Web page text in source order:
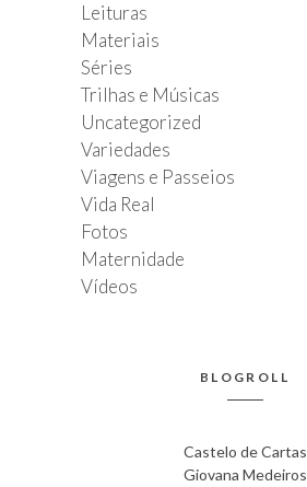
Leituras
Materiais
Séries
Trilhas e Músicas
Uncategorized
Variedades
Viagens e Passeios
Vida Real
Fotos
Maternidade
Vídeos
BLOGROLL
Castelo de Cartas
Giovana Medeiros